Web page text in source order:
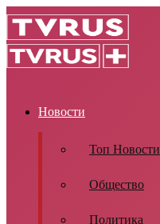
Новости
Топ Новости
Общество
Политика